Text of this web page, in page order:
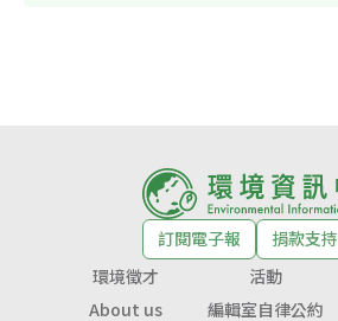
訂閱電子報
捐款支持
環境徵才
活動
About us
編輯室自律公約